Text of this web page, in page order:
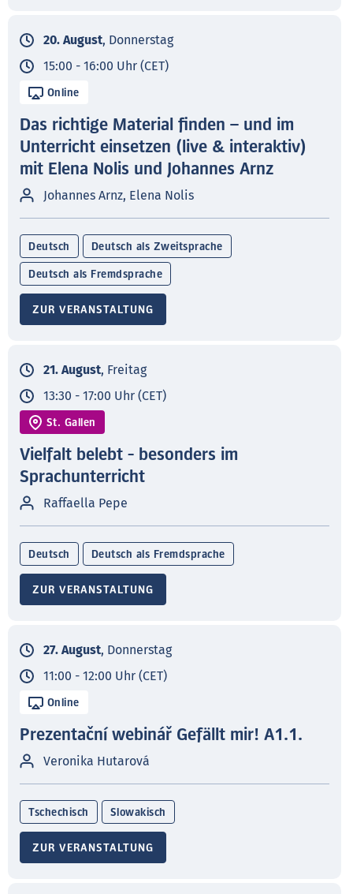
20. August, Donnerstag
15:00 - 16:00 Uhr (CET)
Online
Das richtige Material finden – und im
Unterricht einsetzen (live & interaktiv)
mit Elena Nolis und Johannes Arnz
Johannes Arnz, Elena Nolis
Deutsch Deutsch als Zweitsprache
Deutsch als Fremdsprache
ZUR VERANSTALTUNG
21. August, Freitag
13:30 - 17:00 Uhr (CET)
St. Gallen
Vielfalt belebt - besonders im
Sprachunterricht
Raffaella Pepe
Deutsch Deutsch als Fremdsprache
ZUR VERANSTALTUNG
27. August, Donnerstag
11:00 - 12:00 Uhr (CET)
Online
Prezentační webinář Gefällt mir! A1.1.
Veronika Hutarová
Tschechisch Slowakisch
ZUR VERANSTALTUNG